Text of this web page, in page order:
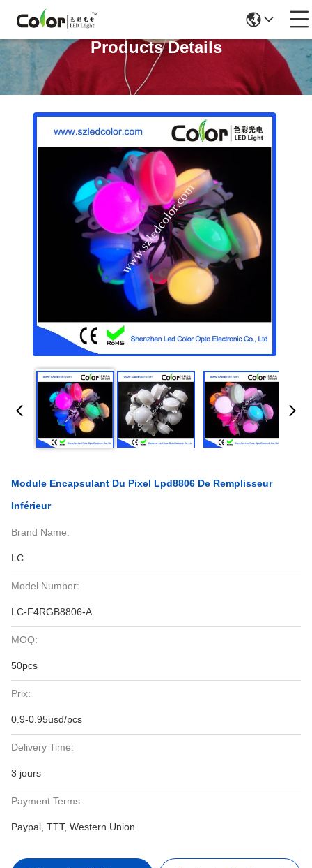
Products Details
Module Encapsulant Du Pixel Lpd8806 De Remplisseur
Inférieur
Brand Name:
LC
Model Number:
LC-F4RGB8806-A
MOQ:
50pcs
Prix:
0.9-0.95usd/pcs
Delivery Time:
3 jours
Payment Terms:
Paypal, TTT, Western Union